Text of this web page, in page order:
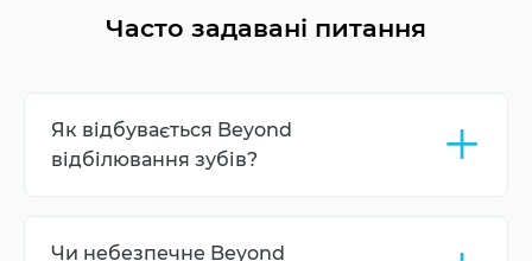
Часто задавані питання
Як відбувається Beyond
відбілювання зубів?
+
зуби спеціальний гель (в основі якого 35%
Чи небезпечне Beyond